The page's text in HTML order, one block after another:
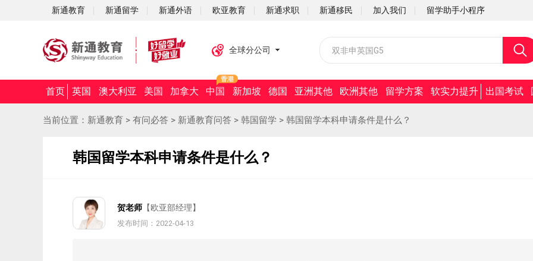
新通教育 新通留学 新通外语 欧亚教育 新通求职 新通移民 加入我们
社会招聘
留学助手小程序
全球分公司
首页 英国 澳大利亚 美国 加拿大 中国 新加坡 德国 亚洲其他 欧洲其他 留学方案 软实力提升 出国考试
当前位置： 新通教育 > 有问必答 > 新通教育问答 > 韩国留学 > 韩国留学本科申请条件是什么？
韩国留学本科申请条件是什么？
贺老师 【欧亚部经理】
发布时间：2022-04-13